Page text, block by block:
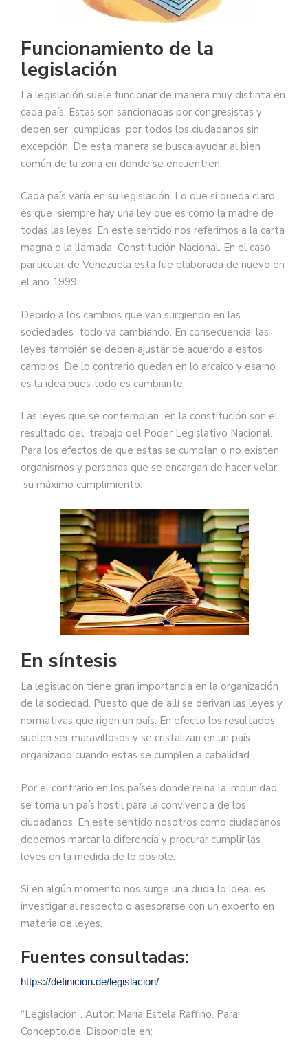
Funcionamiento de la
legislación
La legislación suele funcionar de manera muy distinta en
cada país. Estas son sancionadas por congresistas y
deben ser cumplidas por todos los ciudadanos sin
excepción. De esta manera se busca ayudar al bien
común de la zona en donde se encuentren.
Cada país varía en su legislación. Lo que si queda claro
es que siempre hay una ley que es como la madre de
todas las leyes. En este sentido nos referimos a la carta
magna o la llamada Constitución Nacional. En el caso
particular de Venezuela esta fue elaborada de nuevo en
el año 1999.
Debido a los cambios que van surgiendo en las
sociedades todo va cambiando. En consecuencia, las
leyes también se deben ajustar de acuerdo a estos
cambios. De lo contrario quedan en lo arcaico y esa no
es la idea pues todo es cambiante.
Las leyes que se contemplan en la constitución son el
resultado del trabajo del Poder Legislativo Nacional.
Para los efectos de que estas se cumplan o no existen
organismos y personas que se encargan de hacer velar
su máximo cumplimiento.
En síntesis
La legislación tiene gran importancia en la organización
de la sociedad. Puesto que de allí se derivan las leyes y
normativas que rigen un país. En efecto los resultados
suelen ser maravillosos y se cristalizan en un país
organizado cuando estas se cumplen a cabalidad.
Por el contrario en los países donde reina la impunidad
se torna un país hostil para la convivencia de los
ciudadanos. En este sentido nosotros como ciudadanos
debemos marcar la diferencia y procurar cumplir las
leyes en la medida de lo posible.
Si en algún momento nos surge una duda lo ideal es
investigar al respecto o asesorarse con un experto en
materia de leyes.
Fuentes consultadas:
https://definicion.de/legislacion/
“Legislación”. Autor: María Estela Raffino. Para:
Concepto.de. Disponible en: